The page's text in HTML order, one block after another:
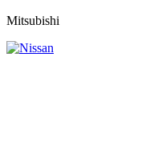
Mitsubishi